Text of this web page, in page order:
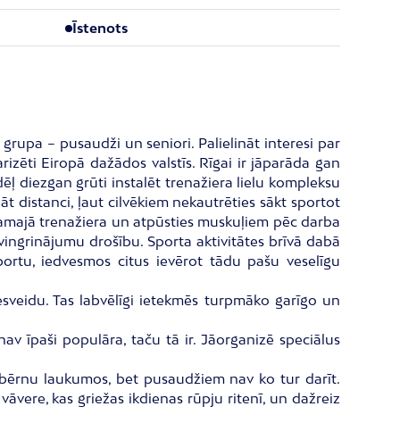
Īstenots
– pusaudži un seniori. Palielināt interesi par
Eiropā dažādos valstīs. Rīgai ir jāparāda gan
diezgan grūti instalēt trenažiera lielu kompleksu
distanci, ļaut cilvēkiem nekautrēties sākt sportot
trenažiera un atpūsties muskuļiem pēc darba
drošību. Sporta aktivitātes brīvā dabā
iedvesmos citus ievērot tādu pašu veselīgu
Tas labvēlīgi ietekmēs turpmāko garīgo un
īpaši populāra, taču tā ir. Jāorganizē speciālus
laukumos, bet pusaudžiem nav ko tur darīt.
kas griežas ikdienas rūpju ritenī, un dažreiz